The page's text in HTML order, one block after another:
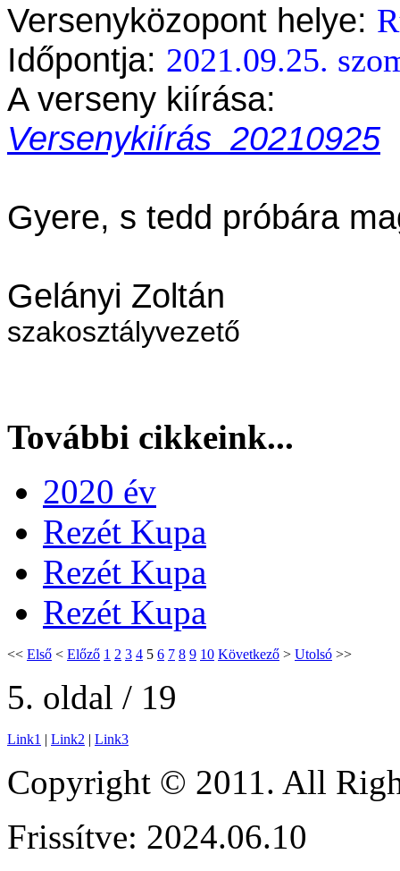
Versenyközopont helye:
Időpontja: 2021.09.25.
A verseny kiírása:
Versenykiírás_20210925
Gyere, s tedd próbára
Gelányi Zoltán
szakosztályvezető
További cikkeink...
2020 év
Rezét Kupa
Rezét Kupa
Rezét Kupa
<< Első < Előző 1 2 3 4 5 6 7 8 9 10 Következő > Utolsó >>
5. oldal / 19
Link1 | Link2 | Link3
Copyright © 2011. All
Frissítve: 2024.06.10